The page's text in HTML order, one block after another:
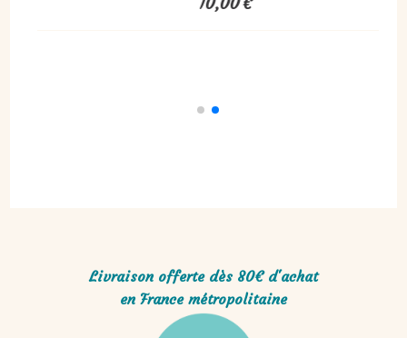
Livraison offerte dès 80€ d'achat
en France métropolitaine